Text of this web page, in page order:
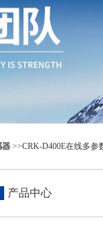
器 >>CRK-D400E在线多参
产品中心